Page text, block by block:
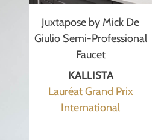
Juxtapose by Mick De
Giulio Semi-Professional
Faucet
KALLISTA
Lauréat Grand Prix
International